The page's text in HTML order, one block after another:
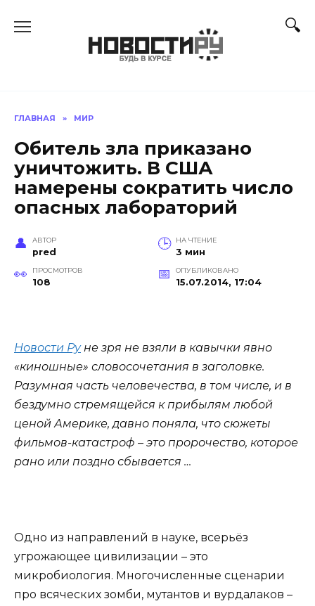
ГЛАВНАЯ » МИР
Обитель зла приказано
уничтожить. В США
намерены сократить число
опасных лабораторий
АВТОР
pred
НА ЧТЕНИЕ
3 мин
ПРОСМОТРОВ
108
ОПУБЛИКОВАНО
15.07.2014, 17:04
Новости Руне зря не взяли в кавычки явно
«киношные» словосочетания в заголовке.
Разумная часть человечества, в том числе, и в
бездумно стремящейся к прибылям любой
ценой Америке, давно поняла, что сюжеты
фильмов-катастроф – это пророчество, которое
рано или поздно сбывается …
Одно из направлений в науке, всерьёз
угрожающее цивилизации – это
микробиология. Многочисленные сценарии
про всяческих зомби, мутантов и вурдалаков –